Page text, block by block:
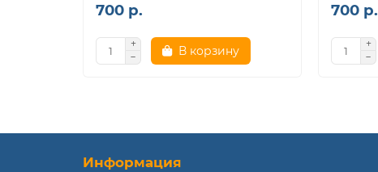
700 р.
В корзину
700 р.
Информация